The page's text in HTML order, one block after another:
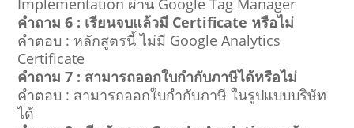
Implementation ผ่าน Google Tag Manager
คำถาม 6 : เรียนจบแล้วมี Certificate หรือไม่
คำตอบ : หลักสูตรนี้ ไม่มี Google Analytics
Certificate
คำถาม 7 : สามารถออกใบกำกับภาษีได้หรือไม่
คำตอบ : สามารถออกใบกำกับภาษี ในรูปแบบบริษัท
ได้